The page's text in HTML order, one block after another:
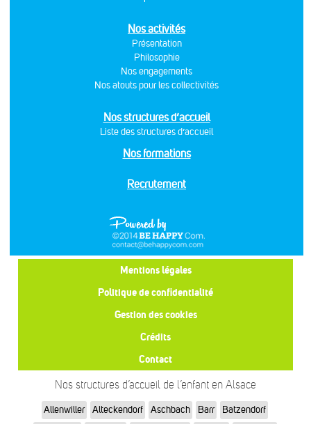
Nos activités
Présentation
Philosophie
Nos engagements
Nos atouts pour les collectivités
Nos structures d’accueil
Liste des structures d’accueil
Nos formations
Recrutement
Mentions légales
Politique de confidentialité
Gestion des cookies
Crédits
Contact
Nos structures d’accueil de l’enfant en Alsace
Allenwiller Alteckendorf Aschbach Barr
Batzendorf